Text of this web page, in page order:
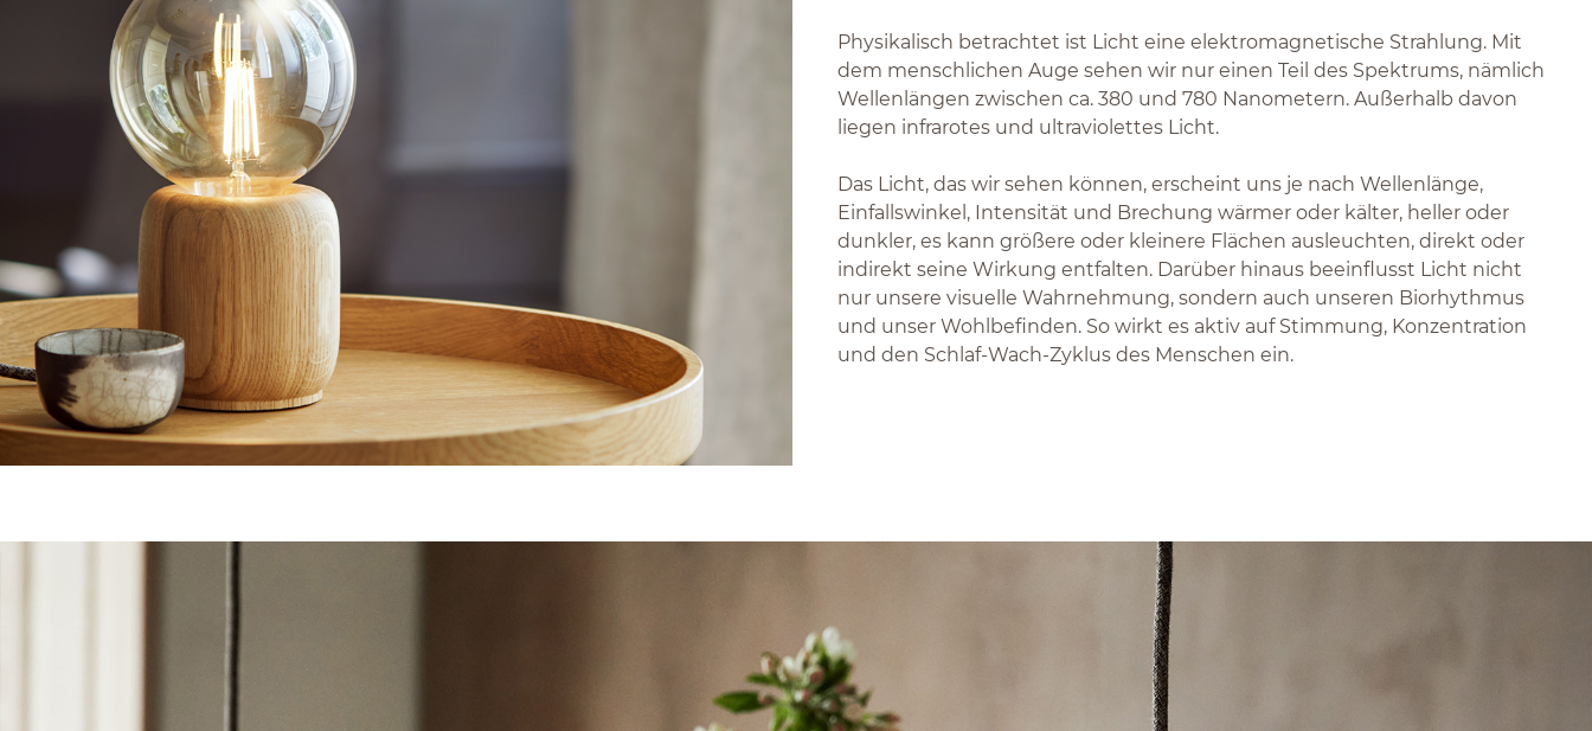
Physikalisch betrachtet ist Licht eine elektromagnetische Strahlung. Mit
dem menschlichen Auge sehen wir nur einen Teil des Spektrums, nämlich
Wellenlängen zwischen ca. 380 und 780 Nanometern. Außerhalb davon
liegen infrarotes und ultraviolettes Licht.
Das Licht, das wir sehen können, erscheint uns je nach Wellenlänge,
Einfallswinkel, Intensität und Brechung wärmer oder kälter, heller oder
dunkler, es kann größere oder kleinere Flächen ausleuchten, direkt oder
indirekt seine Wirkung entfalten. Darüber hinaus beeinflusst Licht nicht
nur unsere visuelle Wahrnehmung, sondern auch unseren Biorhythmus
und unser Wohlbefinden. So wirkt es aktiv auf Stimmung, Konzentration
und den Schlaf-Wach-Zyklus des Menschen ein.